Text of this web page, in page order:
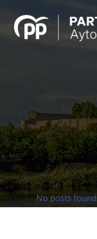
contenido
No posts found